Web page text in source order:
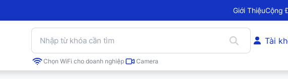
Giới ThiệuCộng
Chọn WiFi cho doanh nghiệp Camera
Tài